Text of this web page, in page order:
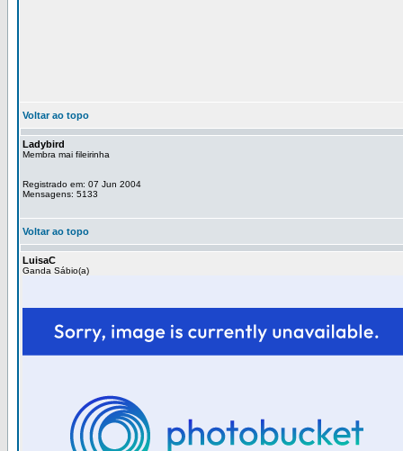
Voltar ao topo
Ladybird
Membra mai fileirinha
Registrado em: 07 Jun 2004
Mensagens: 5133
Voltar ao topo
LuisaC
Ganda Sábio(a)